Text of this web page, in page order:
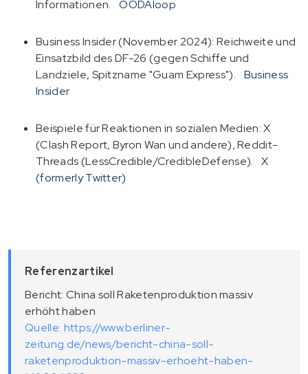
Informationen.
OODAloop
Business Insider (November 2024): Reichweite und
Einsatzbild des DF-26 (gegen Schiffe und
Landziele, Spitzname "Guam Express").
Business
Insider
Beispiele für Reaktionen in sozialen Medien: X
(Clash Report, Byron Wan und andere), Reddit-
Threads (LessCredible/CredibleDefense).
X
(formerly Twitter)
Referenzartikel
Bericht: China soll Raketenproduktion massiv
erhöht haben
Quelle: https://www.berliner-
zeitung.de/news/bericht-china-soll-
raketenproduktion-massiv-erhoeht-haben-